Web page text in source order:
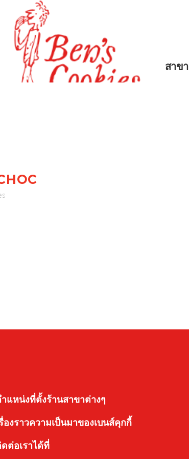
สาขา
แหน่งที่ตั้งร้านสาขาต่างๆ
องราวความเป็นมาของเบนส์คุกกี้
ต่อเราได้ที่